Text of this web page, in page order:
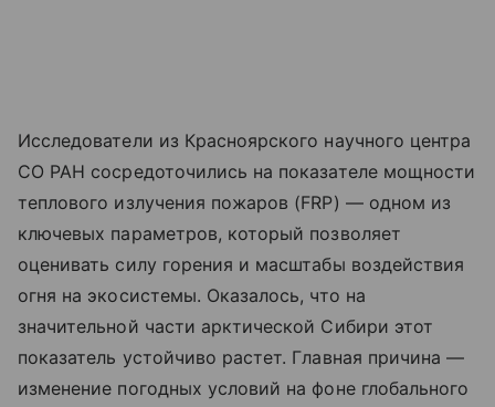
Исследователи из Красноярского научного центра
СО РАН сосредоточились на показателе мощности
теплового излучения пожаров (FRP) — одном из
ключевых параметров, который позволяет
оценивать силу горения и масштабы воздействия
огня на экосистемы. Оказалось, что на
значительной части арктической Сибири этот
показатель устойчиво растет. Главная причина —
изменение погодных условий на фоне глобального